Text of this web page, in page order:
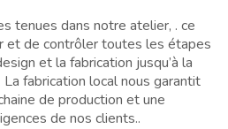
tenues dans notre atelier, . ce
et de contrôler toutes les étapes
et la fabrication jusqu’à la
fabrication local nous garantit
de production et une
de nos clients..